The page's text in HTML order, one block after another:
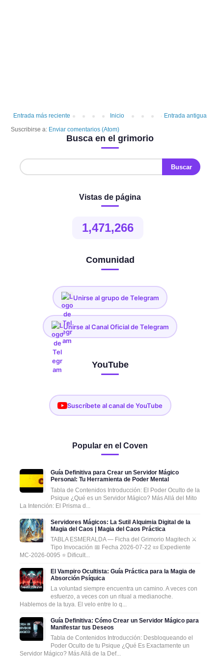
Entrada más reciente Entrada antigua
Inicio
Suscribirse a: Enviar comentarios (Atom)
Busca en el grimorio
Vistas de página
1,471,266
Comunidad
Unirse al grupo de Telegram
Unirse al Canal Oficial de Telegram
YouTube
Suscríbete al canal de YouTube
Popular en el Coven
Guía Definitiva para Crear un Servidor Mágico
Personal: Tu Herramienta de Poder Mental
Tabla de Contenidos Introducción: El Poder Oculto de la
Psique ¿Qué es un Servidor Mágico? Más Allá del Mito
La Intención: El Prisma d...
Servidores Mágicos: La Sutil Alquimia Digital de la
Magia del Caos | Magia del Caos Práctica
TABLA ESMERALDA — Ficha del Grimorio Magitech ⚔️
Tipo Invocación 📅 Fecha 2026-07-22 📜 Expediente
MC-2026-0095 ⭐ Dificult...
El Vampiro Ocultista: Guía Práctica para la Magia de
Absorción Psíquica
La voluntad siempre encuentra un camino. A veces con
esfuerzo, a veces con un ritual a medianoche.
Hablemos de la tuya. El velo entre lo q...
Guía Definitiva: Cómo Crear un Servidor Mágico para
Manifestar tus Deseos
Tabla de Contenidos Introducción: Desbloqueando el
Poder Oculto de tu Psique ¿Qué Es Exactamente un
Servidor Mágico? Más Allá de la Def...